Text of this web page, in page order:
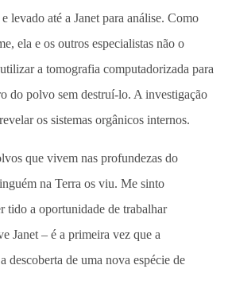
levado até a Janet para análise. Como
ela e os outros especialistas não o
a tomografia computadorizada para
do polvo sem destruí-lo. A investigação
os sistemas orgânicos internos.
que vivem nas profundezas do
na Terra os viu. Me sinto
tido a oportunidade de trabalhar
Janet – é a primeira vez que a
descoberta de uma nova espécie de